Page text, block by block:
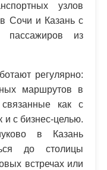
узлов
Сочи и Казань с
пассажиров из
регулярно:
маршрутов в
как с
и с бизнес-целью.
в Казань
до столицы
встречах или